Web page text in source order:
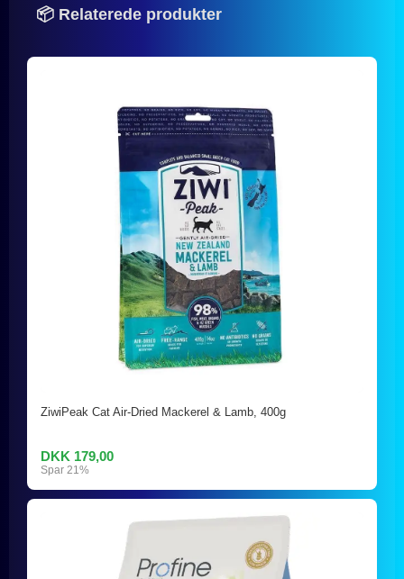
📦 Relaterede produkter
ZiwiPeak Cat Air-Dried Mackerel & Lamb, 400g
DKK 179,00
Spar 21%